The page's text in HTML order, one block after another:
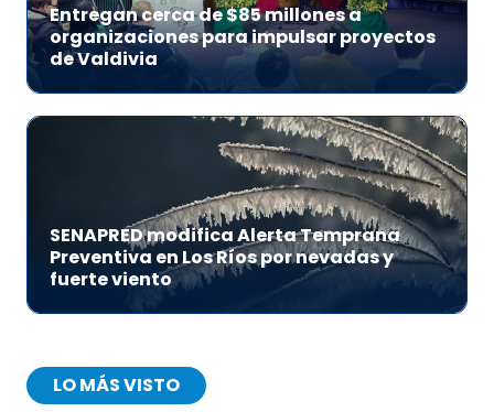
Entregan cerca de $85 millones a
organizaciones para impulsar proyectos
de Valdivia
SENAPRED modifica Alerta Temprana
Preventiva en Los Ríos por nevadas y
fuerte viento
LO MÁS VISTO